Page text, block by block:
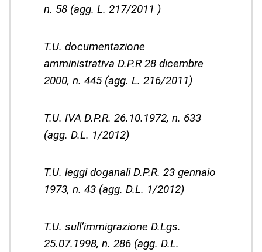
n. 58 (agg. L. 217/2011 )
T.U. documentazione
amministrativa D.P.R 28 dicembre
2000, n. 445 (agg. L. 216/2011)
T.U. IVA D.P.R. 26.10.1972, n. 633
(agg. D.L. 1/2012)
T.U. leggi doganali D.P.R. 23 gennaio
1973, n. 43 (agg. D.L. 1/2012)
T.U. sull’immigrazione D.Lgs.
25.07.1998, n. 286 (agg. D.L.